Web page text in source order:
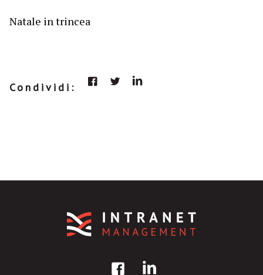
Natale in trincea
Condividi: